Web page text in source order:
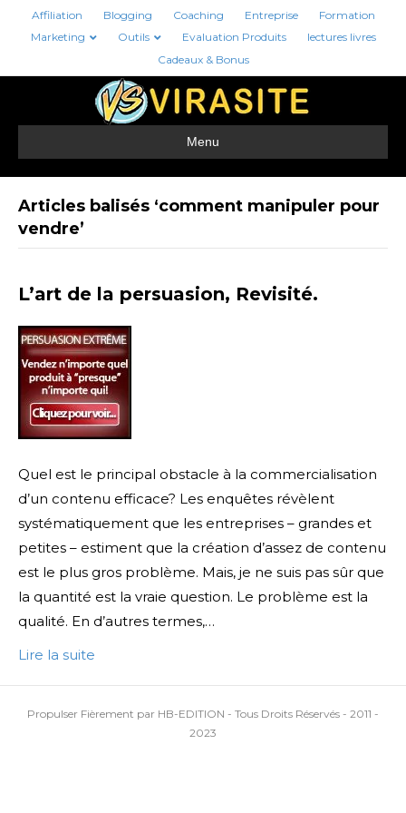
Affiliation Blogging Coaching Entreprise
Formation
Marketing
Outils Evaluation Produits
lectures livres
Cadeaux & Bonus
Menu
Articles balisés ‘comment manipuler pour
vendre’
L’art de la persuasion, Revisité.
Quel est le principal obstacle à la commercialisation
d’un contenu efficace? Les enquêtes révèlent
systématiquement que les entreprises – grandes et
petites – estiment que la création d’assez de contenu
est le plus gros problème. Mais, je ne suis pas sûr que
la quantité est la vraie question. Le problème est la
qualité. En d’autres termes,…
Lire la suite
Propulser Fièrement par HB-EDITION - Tous Droits Réservés - 2011 -
2023